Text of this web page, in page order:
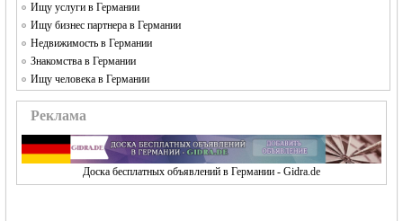
Ищу услуги в Германии
Ищу бизнес партнера в Германии
Недвижимость в Германии
Знакомства в Германии
Ищу человека в Германии
Реклама
Доска бесплатных объявлений в Германии - Gidra.de